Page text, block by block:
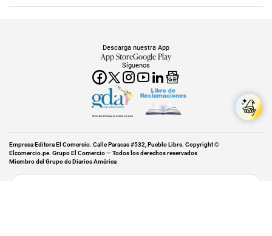
Síguenos
Descarga nuestra App
App StoreGoogle Play
Miembro del Grupo de Diarios América
Empresa Editora El Comercio. Calle Paracas #532, Pueblo Libre. Copyright ©
Elcomercio.pe. Grupo El Comercio — Todos los derechos reservados
Miembro del Grupo de Diarios América